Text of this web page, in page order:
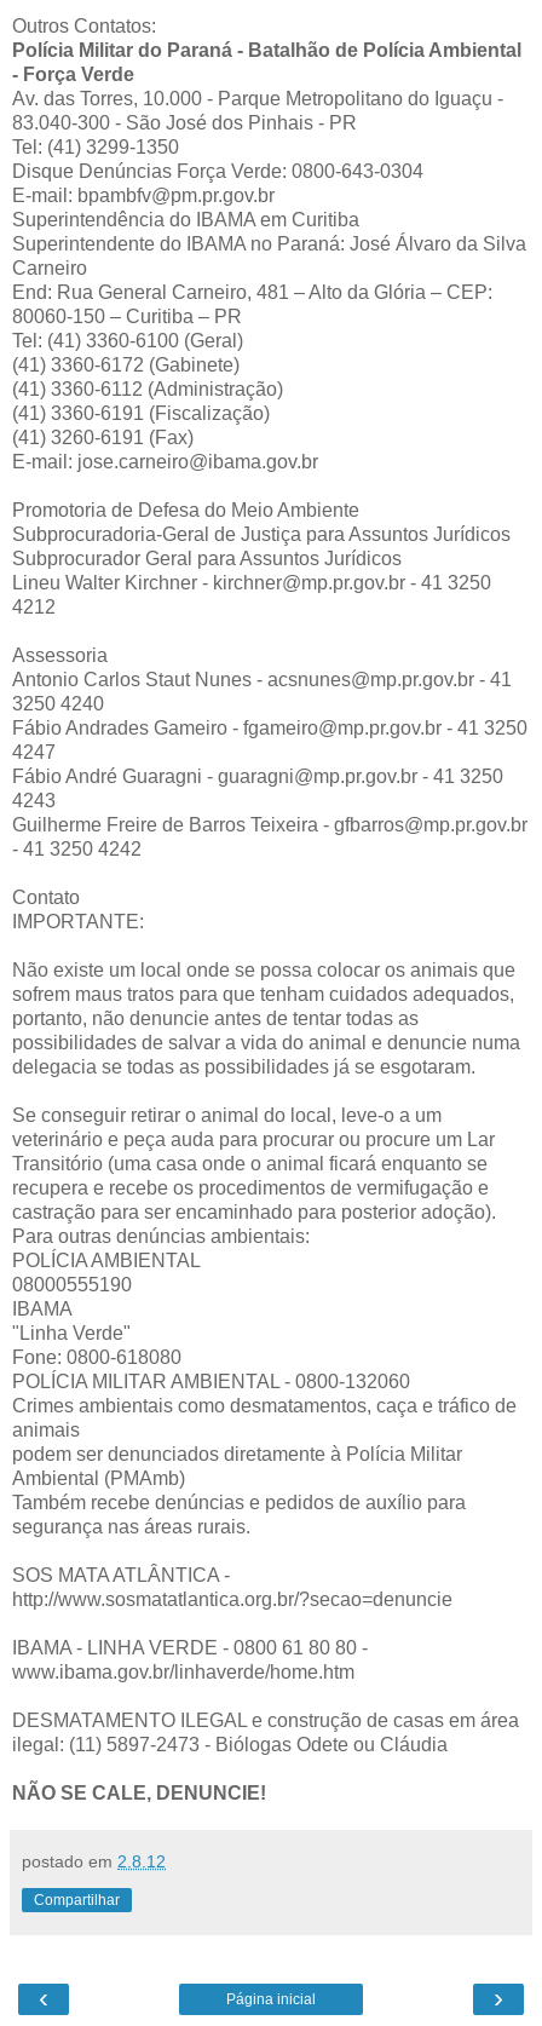
Outros Contatos:
Polícia Militar do Paraná - Batalhão de Polícia Ambiental
- Força Verde
Av. das Torres, 10.000 - Parque Metropolitano do Iguaçu -
83.040-300 - São José dos Pinhais - PR
Tel: (41) 3299-1350
Disque Denúncias Força Verde: 0800-643-0304
E-mail: bpambfv@pm.pr.gov.br
Superintendência do IBAMA em Curitiba
Superintendente do IBAMA no Paraná: José Álvaro da Silva
Carneiro
End: Rua General Carneiro, 481 – Alto da Glória – CEP:
80060-150 – Curitiba – PR
Tel: (41) 3360-6100 (Geral)
(41) 3360-6172 (Gabinete)
(41) 3360-6112 (Administração)
(41) 3360-6191 (Fiscalização)
(41) 3260-6191 (Fax)
E-mail: jose.carneiro@ibama.gov.br
Promotoria de Defesa do Meio Ambiente
Subprocuradoria-Geral de Justiça para Assuntos Jurídicos
Subprocurador Geral para Assuntos Jurídicos
Lineu Walter Kirchner - kirchner@mp.pr.gov.br - 41 3250
4212
Assessoria
Antonio Carlos Staut Nunes - acsnunes@mp.pr.gov.br - 41
3250 4240
Fábio Andrades Gameiro - fgameiro@mp.pr.gov.br - 41 3250
4247
Fábio André Guaragni - guaragni@mp.pr.gov.br - 41 3250
4243
Guilherme Freire de Barros Teixeira - gfbarros@mp.pr.gov.br
- 41 3250 4242
Contato
IMPORTANTE:
Não existe um local onde se possa colocar os animais que
sofrem maus tratos para que tenham cuidados adequados,
portanto, não denuncie antes de tentar todas as
possibilidades de salvar a vida do animal e denuncie numa
delegacia se todas as possibilidades já se esgotaram.
Se conseguir retirar o animal do local, leve-o a um
veterinário e peça auda para procurar ou procure um Lar
Transitório (uma casa onde o animal ficará enquanto se
recupera e recebe os procedimentos de vermifugação e
castração para ser encaminhado para posterior adoção).
Para outras denúncias ambientais:
POLÍCIA AMBIENTAL
08000555190
IBAMA
"Linha Verde"
Fone: 0800-618080
POLÍCIA MILITAR AMBIENTAL - 0800-132060
Crimes ambientais como desmatamentos, caça e tráfico de
animais
podem ser denunciados diretamente à Polícia Militar
Ambiental (PMAmb)
Também recebe denúncias e pedidos de auxílio para
segurança nas áreas rurais.
SOS MATA ATLÂNTICA -
http://www.sosmatatlantica.org.br/?secao=denuncie
IBAMA - LINHA VERDE - 0800 61 80 80 -
www.ibama.gov.br/linhaverde/home.htm
DESMATAMENTO ILEGAL e construção de casas em área
ilegal: (11) 5897-2473 - Biólogas Odete ou Cláudia
NÃO SE CALE, DENUNCIE!
postado em 2.8.12
Compartilhar
‹ ›
Página inicial